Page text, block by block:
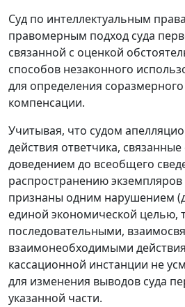
Суд по интеллектуальным
правомерным подход суда
связанной с оценкой
способов незаконного
для определения
компенсации.
Учитывая, что судом
действия ответчика,
доведением до всеобщего
распространению
признаны одним нарушением
единой экономической целью,
последовательными,
взаимонеобходимыми
кассационной инстанции не
для изменения выводов суда
указанной части.